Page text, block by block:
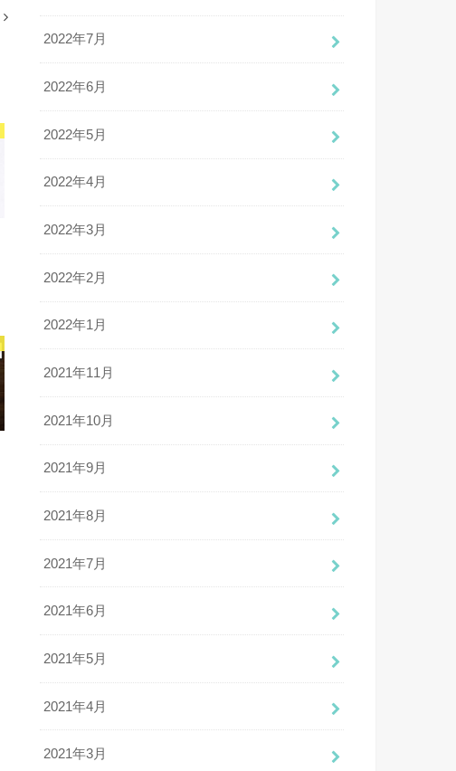
2022年7月
2022年6月
2022年5月
2022年4月
2022年3月
2022年2月
2022年1月
2021年11月
2021年10月
2021年9月
2021年8月
2021年7月
2021年6月
2021年5月
2021年4月
2021年3月